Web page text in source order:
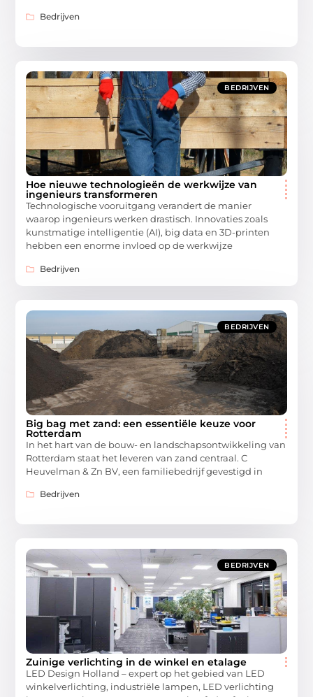
Bedrijven
BEDRIJVEN
Hoe nieuwe technologieën de werkwijze van
ingenieurs transformeren
Technologische vooruitgang verandert de manier
waarop ingenieurs werken drastisch. Innovaties zoals
kunstmatige intelligentie (AI), big data en 3D-printen
hebben een enorme invloed op de werkwijze
Bedrijven
BEDRIJVEN
Big bag met zand: een essentiële keuze voor
Rotterdam
In het hart van de bouw- en landschapsontwikkeling van
Rotterdam staat het leveren van zand centraal. C
Heuvelman & Zn BV, een familiebedrijf gevestigd in
Bedrijven
BEDRIJVEN
Zuinige verlichting in de winkel en etalage
LED Design Holland – expert op het gebied van LED
winkelverlichting, industriële lampen, LED verlichting